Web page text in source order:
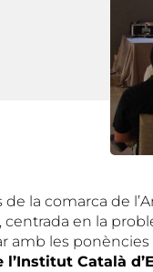
la comarca de
centrada en la
amb les ponències
Català